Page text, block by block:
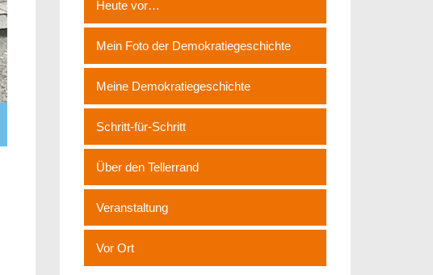
Heute vor…
Mein Foto der Demokratiegeschichte
Meine Demokratiegeschichte
Schritt-für-Schritt
Über den Tellerrand
Veranstaltung
Vor Ort